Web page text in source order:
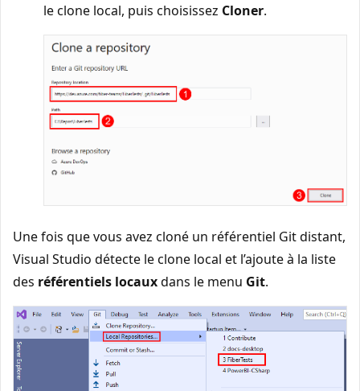
le clone local, puis choisissez Cloner.
Une fois que vous avez cloné un référentiel Git distant,
Visual Studio détecte le clone local et l’ajoute à la liste
des référentiels locauxdans le menu Git.